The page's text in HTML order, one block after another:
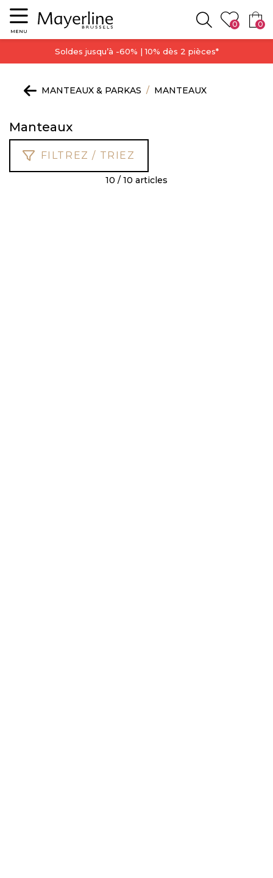
Menu
MENU Rechercher
0 0
Soldes jusqu’à -60% | 10% dès 2 pièces*
MANTEAUX & PARKAS MANTEAUX
Manteaux
FILTREZ / TRIEZ
10 / 10 articles